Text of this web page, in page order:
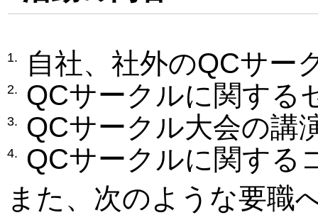
1. 自社、社外のQCサー
2. QCサークルに関する
3. QCサークル大会の講
4.
QCサークルに関す
また、次のような要職